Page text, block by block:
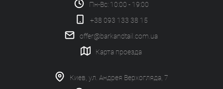
Пн-Вс: 10:00 - 19:00
+38 093 133 38 15
offer@barkandtail.com.ua
Карта проезда
Киев, ул. Андрея Верхогляда, 7